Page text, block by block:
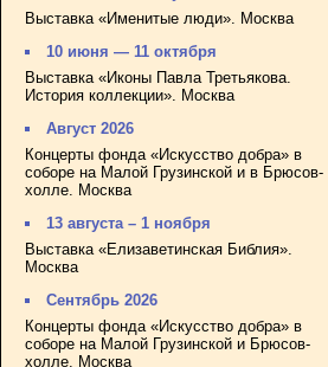
Выставка «Именитые люди». Москва
10 июня — 11 октября
Выставка «Иконы Павла Третьякова.
История коллекции». Москва
Август 2026
Концерты фонда «Искусство добра» в
соборе на Малой Грузинской и в Брюсов-
холле. Москва
13 августа – 1 ноября
Выставка «Елизаветинская Библия».
Москва
Сентябрь 2026
Концерты фонда «Искусство добра» в
соборе на Малой Грузинской и Брюсов-
холле. Москва